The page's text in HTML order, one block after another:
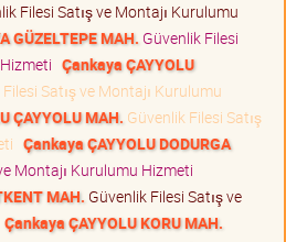
Filesi Satış ve Montajı Kurulumu
GÜZELTEPE MAH. Güvenlik Filesi
Çankaya ÇAYYOLU
Satış ve Montajı Kurulumu
ÇAYYOLU MAH. Güvenlik Filesi Satış
Çankaya ÇAYYOLU DODURGA
Montajı Kurulumu Hizmeti
MAH. Güvenlik Filesi Satış ve
Çankaya ÇAYYOLU KORU MAH.